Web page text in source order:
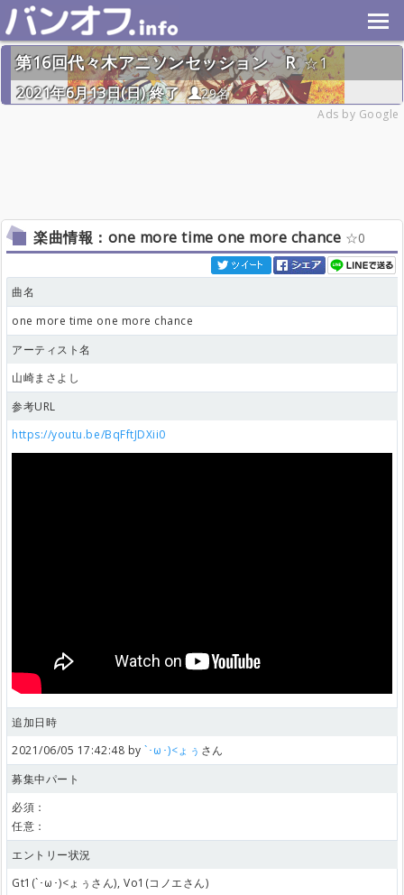
第16回代々木アニソンセッション R
1
2021年6月13日(日) 終了
29名
Ads by Google
楽曲情報：one more time one more chance 0
曲名
one more time one more chance
アーティスト名
山崎まさよし
参考URL
https://youtu.be/BqFftJDXii0
追加日時
2021/06/05 17:42:48 by`･ω･)<ょぅ さん
募集中パート
必須：
任意：
エントリー状況
Gt1(`･ω･)<ょぅさん), Vo1(コノエさん)